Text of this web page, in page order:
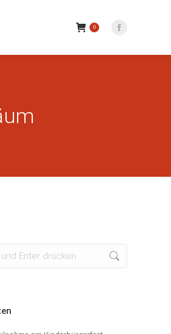
0
Facebook